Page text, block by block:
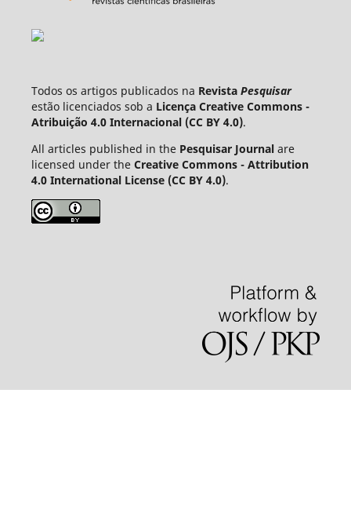
Todos os artigos publicados na Revista Pesquisar
estão licenciados sob a Licença Creative Commons -
Atribuição 4.0 Internacional (CC BY 4.0).
All articles published in the Pesquisar Journalare
licensed under the Creative Commons - Attribution
4.0 International License (CC BY 4.0).